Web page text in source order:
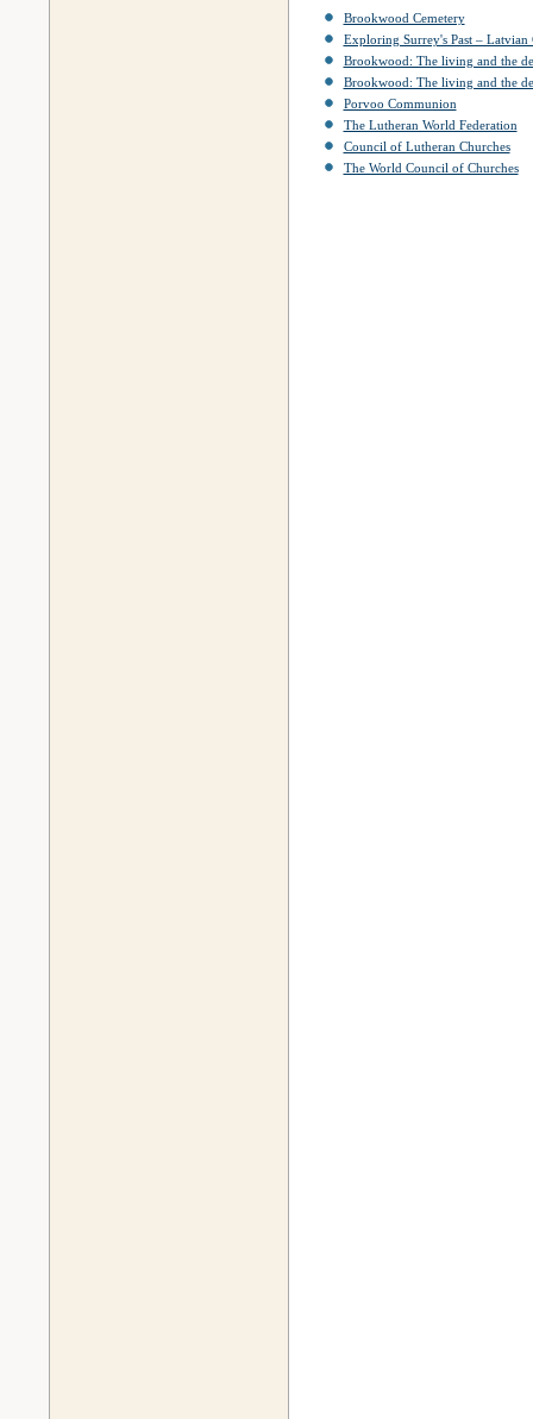
Brookwood Cemetery
Exploring Surrey's Past – Latvian
Brookwood: The living and the
Brookwood: The living and the
Porvoo Communion
The Lutheran World Federation
Council of Lutheran Churches
The World Council of Churches